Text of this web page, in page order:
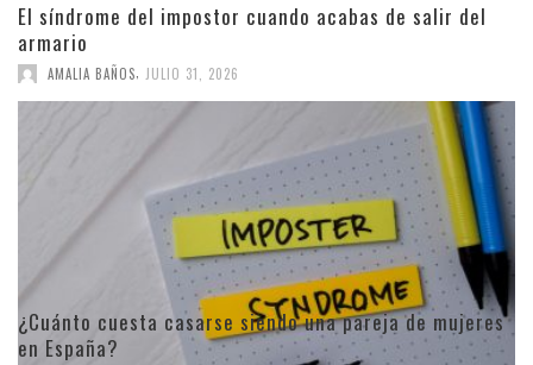
El síndrome del impostor cuando acabas de salir del
armario
AMALIA BAÑOS, JULIO 31, 2026
¿Cuánto cuesta casarse siendo una pareja de mujeres
en España?